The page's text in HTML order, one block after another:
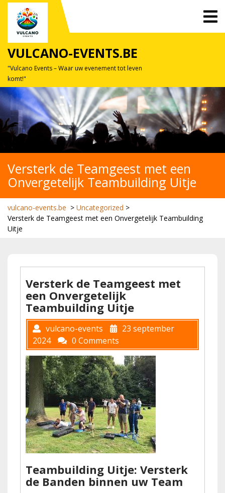
Skip
content
VULCANO-EVENTS.BE
"Vulcano Events – Waar uw evenement tot leven
komt!"
Versterk de Teamgeest met een
Onvergetelijk Teambuilding Uitje
vulcano-events.be > Uncategorized >
Versterk de Teamgeest met een Onvergetelijk Teambuilding
Uitje
Versterk de Teamgeest met
een Onvergetelijk
Teambuilding Uitje
vulcano-events
23 september
2024
0 Comments
Teambuilding Uitje: Versterk
de Banden binnen uw Team